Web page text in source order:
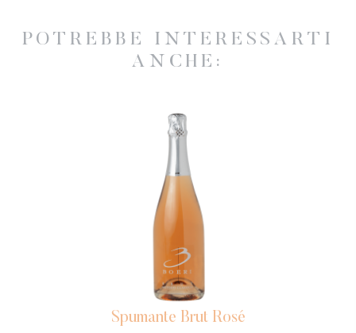
POTREBBE INTERESSARTI
ANCHE:
Spumante Brut Rosé